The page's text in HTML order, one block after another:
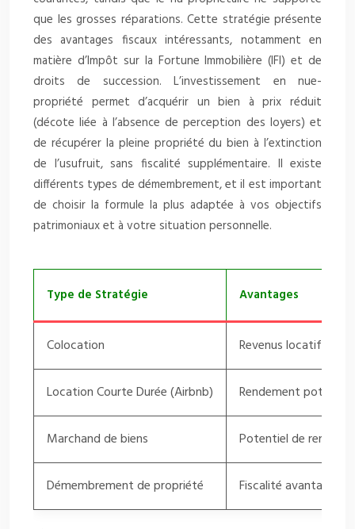
que les grosses réparations. Cette stratégie présente
des avantages fiscaux intéressants, notamment en
matière d’Impôt sur la Fortune Immobilière (IFI) et de
droits de succession. L’investissement en nue-
propriété permet d’acquérir un bien à prix réduit
(décote liée à l’absence de perception des loyers) et
de récupérer la pleine propriété du bien à l’extinction
de l’usufruit, sans fiscalité supplémentaire. Il existe
différents types de démembrement, et il est important
de choisir la formule la plus adaptée à vos objectifs
patrimoniaux et à votre situation personnelle.
Type de Stratégie Avantages
Colocation Revenus locatifs
Location Courte Durée (Airbnb) Rendement
Marchand de biens Potentiel de
Démembrement de propriété Fiscalité